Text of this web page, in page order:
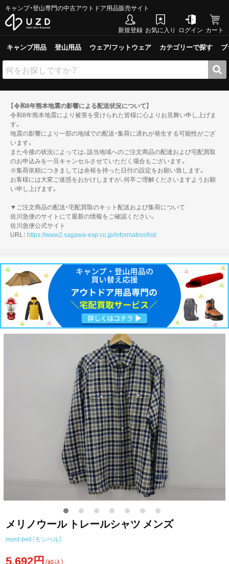
キャンプ・登山専門の中古アウトドア用品販売サイト
新規登録 お気に入り ログイン カート
キャンプ用品 登山用品 ウェア/フットウェア カテゴリーで探す
【令和8年熊本地震の影響による配送状況について】
令和8年熊本地震により被害を受けられた皆様に心よりお見舞い申し上げま
す。
地震の影響により一部の地域での配送・集荷に遅れが発生する可能性がござ
います。
また今後の状況によっては、該当地域へのご注文商品の配達および宅配買取
のお申込みを一旦キャンセルさせていただく場合もございます。
※集荷依頼につきましては余裕を持った日付の設定をお願い致します。
お客様には大変ご迷惑をおかけしますが、何卒ご理解くださいますようお願
い申し上げます。
▼ご注文商品の配送・宅配買取のキット配送および集荷について
佐川急便のサイトにて最新の情報をご確認ください。
佐川急便公式サイト
URL： https://www2.sagawa-exp.co.jp/information/list/
メリノウール トレールシャツ メンズ
mont-bell（モンベル）
5,692円（税込）